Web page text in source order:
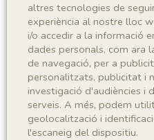
Pseudoctenis
Sigla
IEI-3056
altres tecnologies de
experiència al nostre lloc
i/o accedir a la informació
dades personals, com ara
de navegació, per a
personalitzats, publicitat i
investigació d'audiències i
serveis. A més, podem
geolocalització i
l'escaneig del dispositiu.